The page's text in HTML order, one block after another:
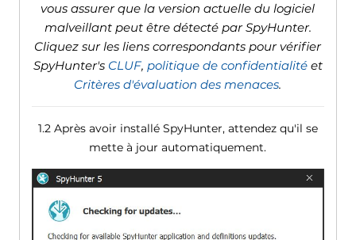
vous assurer que la version actuelle du logiciel
malveillant peut être détecté par SpyHunter.
Cliquez sur les liens correspondants pour vérifier
SpyHunter's CLUF, politique de confidentialitéet
Critères d'évaluation des menaces.
1.2 Après avoir installé SpyHunter, attendez qu'il se
mette à jour automatiquement.